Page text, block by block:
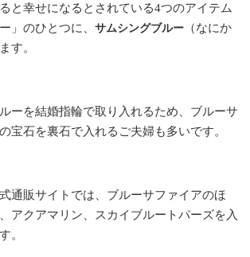
と幸せになるとされている4つのアイテム
」のひとつに、サムシングブルー （なにか
す。
ーを結婚指輪で取り入れるため、ブルーサ
宝石を裏石で入れるご夫婦も多いです。
通販サイトでは、ブルーサファイアのほ
アクアマリン、スカイブルートパーズを入
。